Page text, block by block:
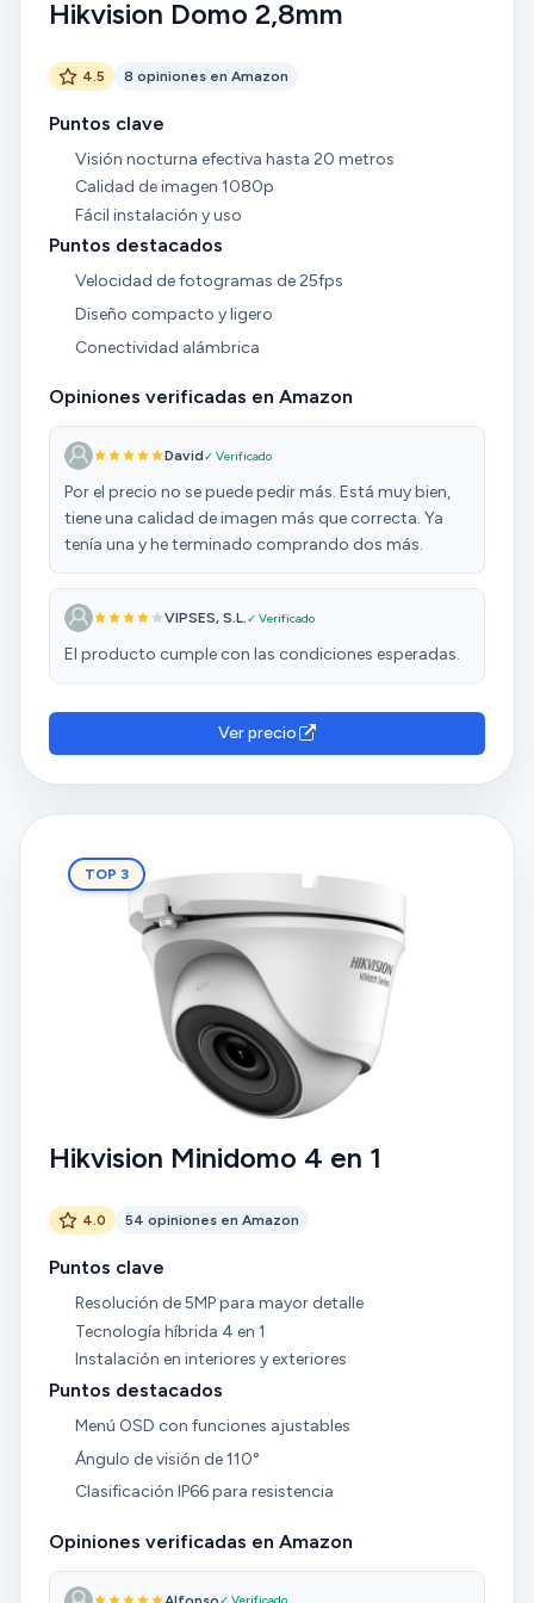
Hikvision Domo 2,8mm
4.5 8 opiniones en Amazon
Puntos clave
Visión nocturna efectiva hasta 20 metros
Calidad de imagen 1080p
Fácil instalación y uso
Puntos destacados
Velocidad de fotogramas de 25fps
Diseño compacto y ligero
Conectividad alámbrica
Opiniones verificadas en Amazon
David✓ Verificado
Por el precio no se puede pedir más. Está muy bien,
tiene una calidad de imagen más que correcta. Ya
tenía una y he terminado comprando dos más.
VIPSES, S.L.✓ Verificado
El producto cumple con las condiciones esperadas.
Ver precio
TOP 3
Hikvision Minidomo 4 en 1
4.0 54 opiniones en Amazon
Puntos clave
Resolución de 5MP para mayor detalle
Tecnología híbrida 4 en 1
Instalación en interiores y exteriores
Puntos destacados
Menú OSD con funciones ajustables
Ángulo de visión de 110°
Clasificación IP66 para resistencia
Opiniones verificadas en Amazon